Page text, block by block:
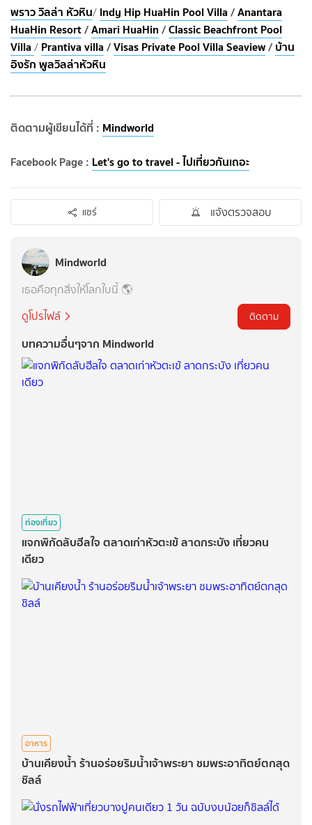
พราว วิลล่า หัวหิน/ Indy Hip HuaHin Pool Villa/Anantara
HuaHin Resort/Amari HuaHin/Classic Beachfront Pool
Villa/ Prantiva villa/Visas Private Pool Villa Seaview/บ้าน
อิงรัก พูลวิลล่าหัวหิน
ติดตามผู้เขียนได้ที่ : Mindworld
Facebook Page : Let's go to travel - ไปเที่ยวกันเถอะ
แชร์ แจ้งตรวจสอบ
Mindworld
เธอคือทุกสิ่งให้โลกใบนี้ 🌎
ดูโปรไฟล์
ติดตาม
บทความอื่นๆจาก Mindworld
ท่องเที่ยว
แจกพิกัดลับฮีลใจ ตลาดเก่าหัวตะเข้ ลาดกระบัง เที่ยวคน
เดียว
อาหาร
บ้านเคียงน้ำ ร้านอร่อยริมน้ำเจ้าพระยา ชมพระอาทิตย์ตกสุด
ชิลล์